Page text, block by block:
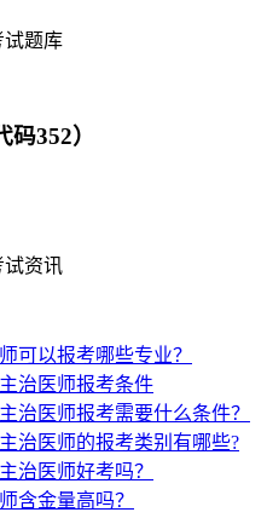
试题库
352）
试资讯
可以报考哪些专业？
治医师报考条件
治医师报考需要什么条件？
治医师的报考类别有哪些?
治医师好考吗？
含金量高吗？